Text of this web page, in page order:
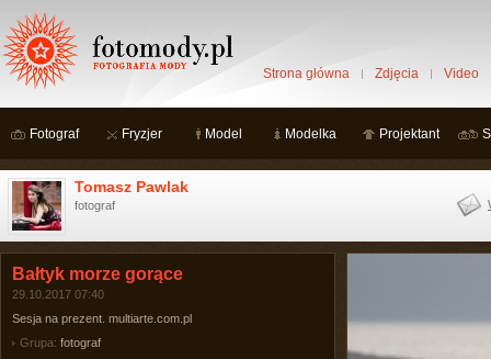
Strona główna Zdjęcia Video
Fotograf Fryzjer Model Modelka Projektant
Tomasz Pawlak
fotograf
Bałtyk morze gorące
29.10.2017 07:40
Sesja na prezent. multiarte.com.pl
Grupa: fotograf